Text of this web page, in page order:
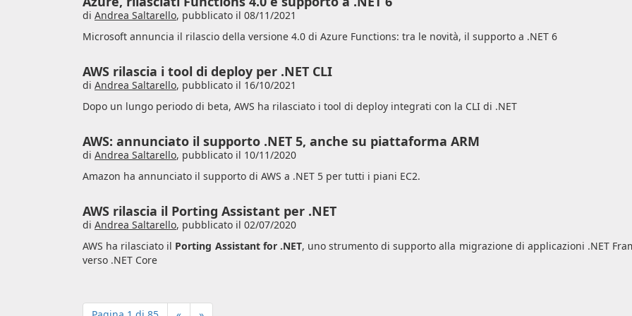
di Andrea Saltarello, pubblicato il 08/11/2021
Microsoft annuncia il rilascio della versione 4.0 di Azure Functions: tra le novità, il supporto a .NET 6
AWS rilascia i tool di deploy per .NET CLI
di Andrea Saltarello, pubblicato il 16/10/2021
Dopo un lungo periodo di beta, AWS ha rilasciato i tool di deploy integrati con la CLI di .NET
AWS: annunciato il supporto .NET 5, anche su piattaforma ARM
di Andrea Saltarello, pubblicato il 10/11/2020
Amazon ha annunciato il supporto di AWS a .NET 5 per tutti i piani EC2.
AWS rilascia il Porting Assistant per .NET
di Andrea Saltarello, pubblicato il 02/07/2020
AWS ha rilasciato il Porting Assistant for .NET, uno strumento di supporto alla migrazione di applicazioni .NET
verso .NET Core